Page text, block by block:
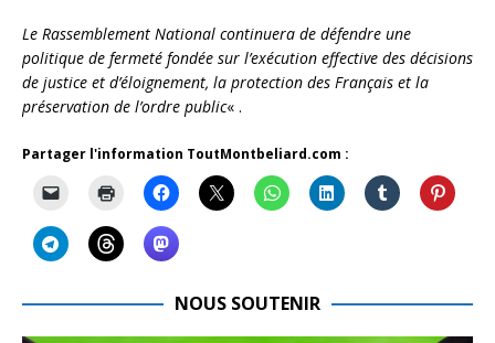
Le Rassemblement National continuera de défendre une
politique de fermeté fondée sur l’exécution effective des décisions
de justice et d’éloignement, la protection des Français et la
préservation de l’ordre public« .
Partager l'information ToutMontbeliard.com :
NOUS SOUTENIR